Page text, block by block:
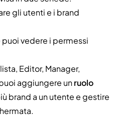
gli utenti e i brand
puoi vedere i permessi
Editor, Manager,
aggiungere unruolo
brand a un utente e gestire